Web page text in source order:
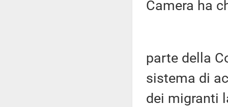
Camera ha
parte della
sistema di
dei migranti